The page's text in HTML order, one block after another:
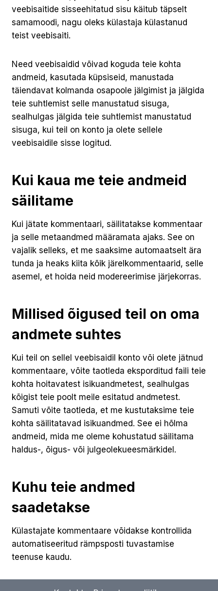
veebisaitide sisseehitatud sisu käitub täpselt
samamoodi, nagu oleks külastaja külastanud
teist veebisaiti.
Need veebisaidid võivad koguda teie kohta
andmeid, kasutada küpsiseid, manustada
täiendavat kolmanda osapoole jälgimist ja jälgida
teie suhtlemist selle manustatud sisuga,
sealhulgas jälgida teie suhtlemist manustatud
sisuga, kui teil on konto ja olete sellele
veebisaidile sisse logitud.
Kui kaua me teie andmeid
säilitame
Kui jätate kommentaari, säilitatakse kommentaar
ja selle metaandmed määramata ajaks. See on
vajalik selleks, et me saaksime automaatselt ära
tunda ja heaks kiita kõik järelkommentaarid, selle
asemel, et hoida neid modereerimise järjekorras.
Millised õigused teil on oma
andmete suhtes
Kui teil on sellel veebisaidil konto või olete jätnud
kommentaare, võite taotleda eksporditud faili teie
kohta hoitavatest isikuandmetest, sealhulgas
kõigist teie poolt meile esitatud andmetest.
Samuti võite taotleda, et me kustutaksime teie
kohta säilitatavad isikuandmed. See ei hõlma
andmeid, mida me oleme kohustatud säilitama
haldus-, õigus- või julgeolekueesmärkidel.
Kuhu teie andmed
saadetakse
Külastajate kommentaare võidakse kontrollida
automatiseeritud rämpsposti tuvastamise
teenuse kaudu.